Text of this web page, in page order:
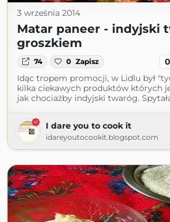
3 września 2014
Matar paneer - indyjski
groszkiem
74 0 Zapisz 0
Idąc tropem promocji, w Lidlu był
kilka ciekawych produktów których
jak chociażby indyjski twaróg.
I dare you to cook it
idareyoutocookit.blogspot.com